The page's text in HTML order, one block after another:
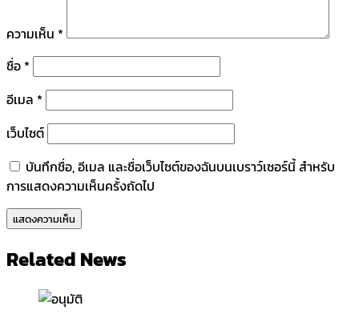
ความเห็น *
ชื่อ *
อีเมล *
เว็บไซต์
บันทึกชื่อ, อีเมล และชื่อเว็บไซต์ของฉันบนเบราว์เซอร์นี้ สำหรับ
การแสดงความเห็นครั้งถัดไป
Related News